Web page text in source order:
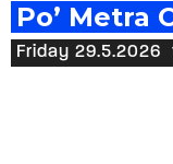
Po’ Metra
Friday 29.5.2026